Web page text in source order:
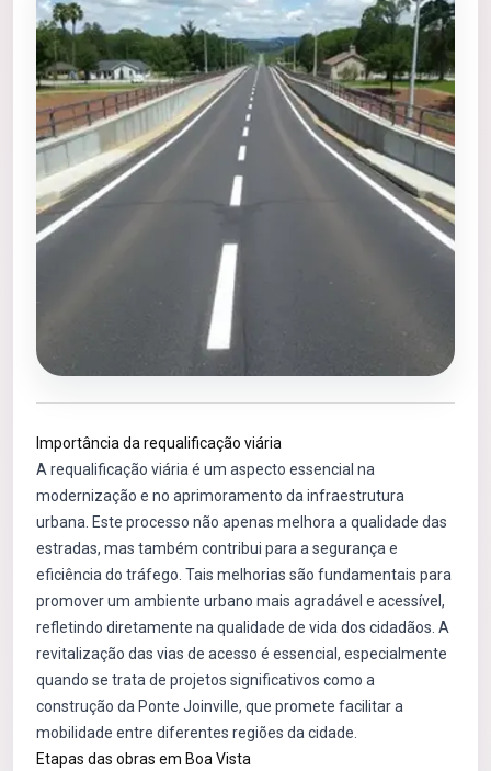
Importância da requalificação viária
A requalificação viária é um aspecto essencial na
modernização e no aprimoramento da infraestrutura
urbana. Este processo não apenas melhora a qualidade das
estradas, mas também contribui para a segurança e
eficiência do tráfego. Tais melhorias são fundamentais para
promover um ambiente urbano mais agradável e acessível,
refletindo diretamente na qualidade de vida dos cidadãos. A
revitalização das vias de acesso é essencial, especialmente
quando se trata de projetos significativos como a
construção da Ponte Joinville, que promete facilitar a
mobilidade entre diferentes regiões da cidade.
Etapas das obras em Boa Vista